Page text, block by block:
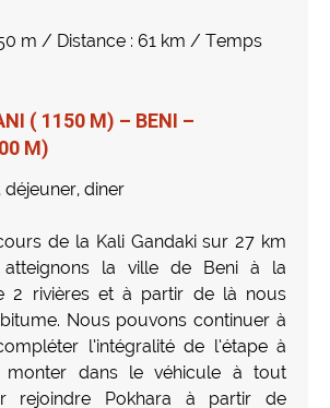
m / Distance : 61 km / Temps
( 1150 M) – BENI –
M)
diner
de la Kali Gandaki sur 27 km
la ville de Beni à la
2 rivières et à partir de là nous
Nous pouvons continuer à
l’intégralité de l’étape à
dans le véhicule à tout
rejoindre Pokhara à partir de